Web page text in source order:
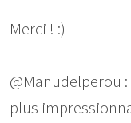
Merci ! :)
@Manudelperou
plus